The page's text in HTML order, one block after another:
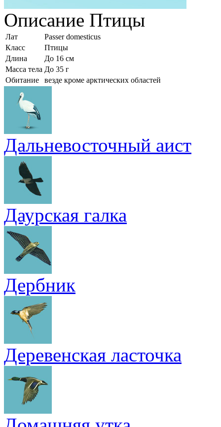
Описание Птицы
Лат
Passer domesticus
Класс
Птицы
Длина
До 16 см
Масса тела До 35 г
Обитание
везде кроме арктических областей
Дальневосточный аист
Даурская галка
Дербник
Деревенская ласточка